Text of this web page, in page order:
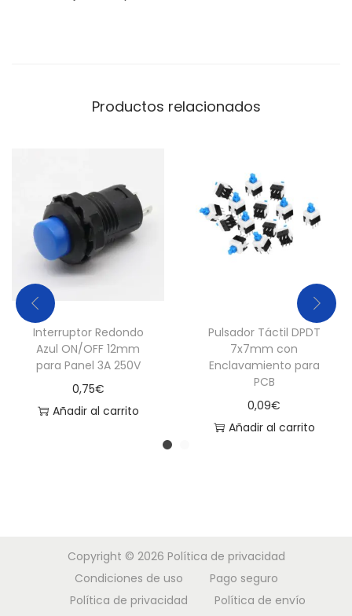
Productos relacionados
Interruptor Redondo
Azul ON/OFF 12mm
para Panel 3A 250V
0,75€
Añadir al carrito
Pulsador Táctil DPDT
7x7mm con
Enclavamiento para
PCB
0,09€
Añadir al carrito
Copyright © 2026 Política de privacidad
Condiciones de uso
Pago seguro
Política de privacidad
Política de envío